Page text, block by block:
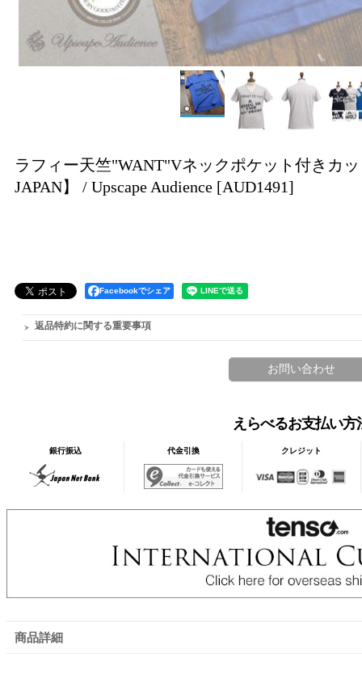
ラフィー天竺"WANT"Vネックポケット付きカ
JAPAN】 / Upscape Audience [AUD1491]
Facebookでシェア
返品特約に関する重要事項
えらべるお支払い方
銀行振込 代金引換 クレジット
商品詳細